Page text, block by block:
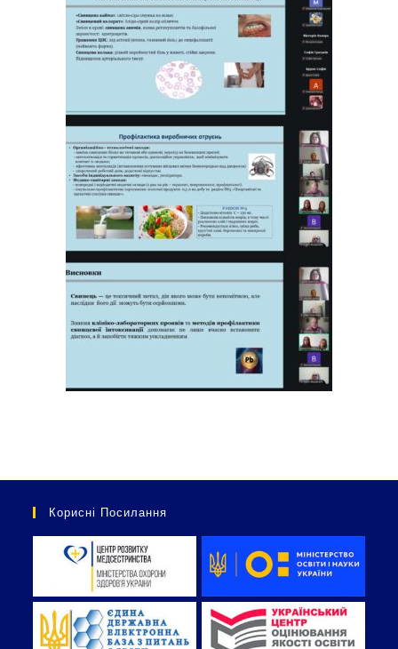
Корисні Посилання